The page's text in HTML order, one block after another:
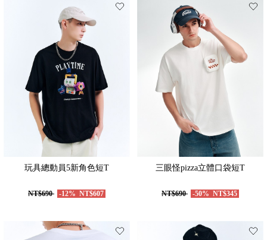
玩具總動員5新角色短T
NT$690 -12% NT$607
三眼怪pizza立體口袋短T
NT$690 -50% NT$345